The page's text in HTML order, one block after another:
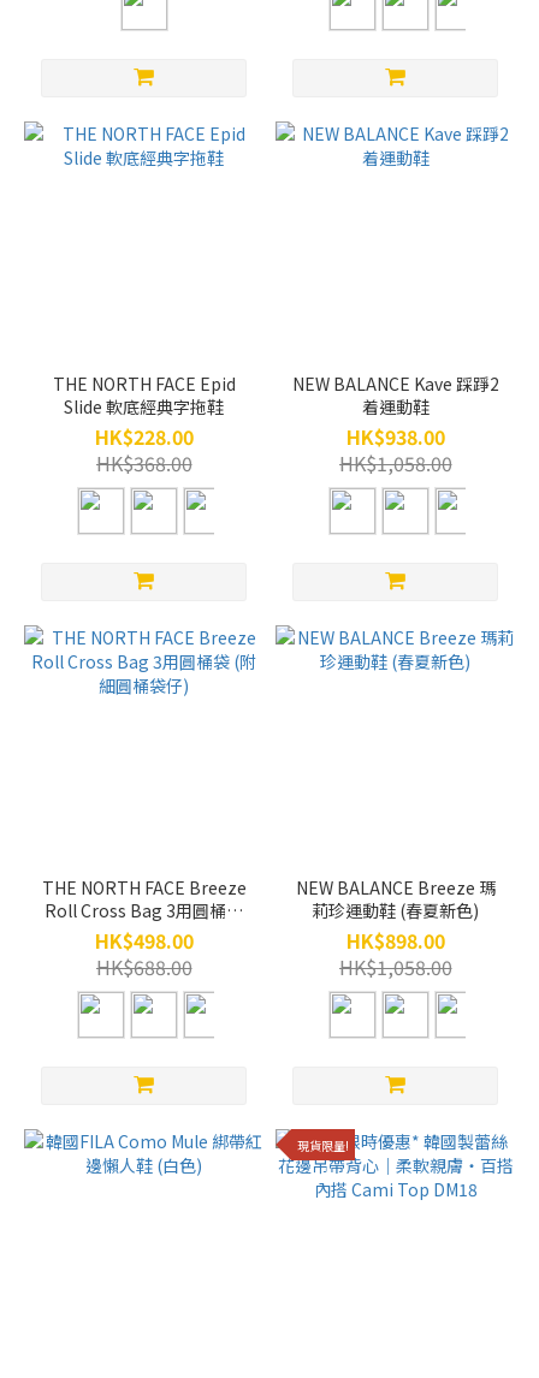
THE NORTH FACE Epid
Slide 軟底經典字拖鞋
HK$228.00
HK$368.00
NEW BALANCE Kave 踩踭2
着運動鞋
HK$938.00
HK$1,058.00
THE NORTH FACE Breeze
Roll Cross Bag 3用圓桶袋
(附細圓桶袋仔)
HK$498.00
HK$688.00
NEW BALANCE Breeze 瑪
莉珍運動鞋 (春夏新色)
HK$898.00
HK$1,058.00
現貨限量!